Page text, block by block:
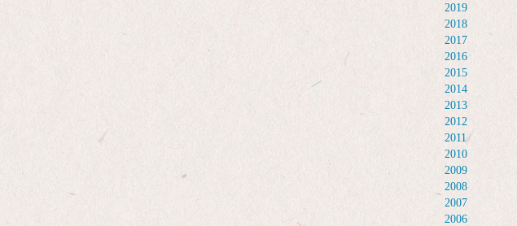
2019
2018
2017
2016
2015
2014
2013
2012
2011
2010
2009
2008
2007
2006